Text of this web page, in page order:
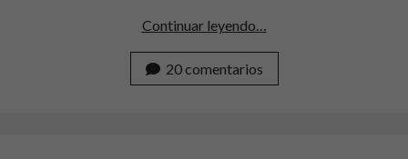
Continuar leyendo…
territorio…
20 comentarios